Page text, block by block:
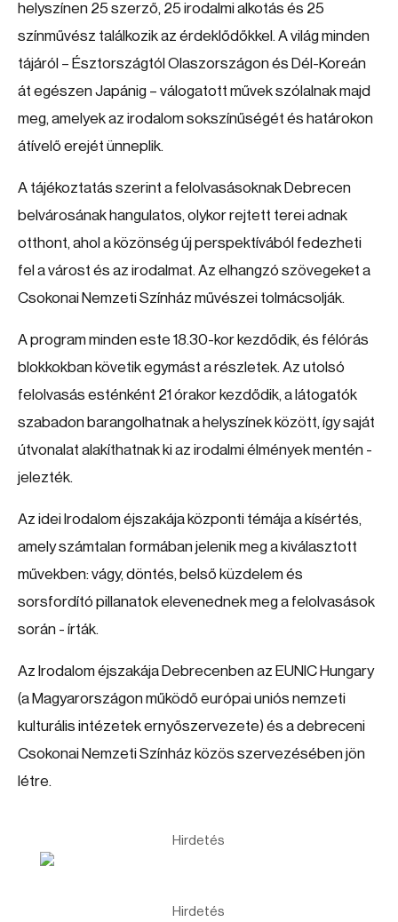
helyszínen 25 szerző, 25 irodalmi alkotás és 25
színművész találkozik az érdeklődőkkel. A világ minden
tájáról – Észtországtól Olaszországon és Dél-Koreán
át egészen Japánig – válogatott művek szólalnak majd
meg, amelyek az irodalom sokszínűségét és határokon
átívelő erejét ünneplik.
A tájékoztatás szerint a felolvasásoknak Debrecen
belvárosának hangulatos, olykor rejtett terei adnak
otthont, ahol a közönség új perspektívából fedezheti
fel a várost és az irodalmat. Az elhangzó szövegeket a
Csokonai Nemzeti Színház művészei tolmácsolják.
A program minden este 18.30-kor kezdődik, és félórás
blokkokban követik egymást a részletek. Az utolsó
felolvasás esténként 21 órakor kezdődik, a látogatók
szabadon barangolhatnak a helyszínek között, így saját
útvonalat alakíthatnak ki az irodalmi élmények mentén -
jelezték.
Az idei Irodalom éjszakája központi témája a kísértés,
amely számtalan formában jelenik meg a kiválasztott
művekben: vágy, döntés, belső küzdelem és
sorsfordító pillanatok elevenednek meg a felolvasások
során - írták.
Az Irodalom éjszakája Debrecenben az EUNIC Hungary
(a Magyarországon működő európai uniós nemzeti
kulturális intézetek ernyőszervezete) és a debreceni
Csokonai Nemzeti Színház közös szervezésében jön
létre.
Hirdetés
Hirdetés